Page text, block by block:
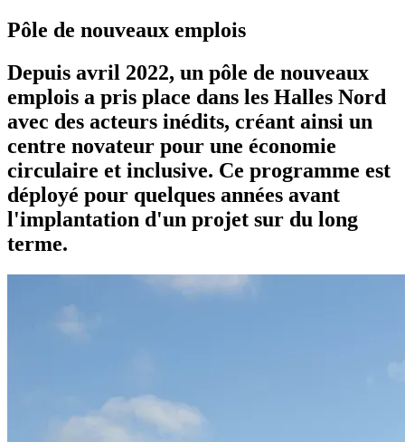
Pôle de nouveaux emplois
Depuis avril 2022, un pôle de nouveaux
emplois a pris place dans les Halles Nord
avec des acteurs inédits, créant ainsi un
centre novateur pour une économie
circulaire et inclusive. Ce programme est
déployé pour quelques années avant
l'implantation d'un projet sur du long
terme.